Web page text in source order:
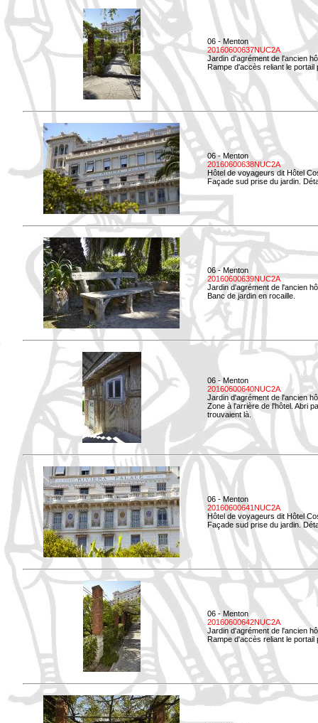
06 - Menton
20160600637NUC2A
Jardin d'agrément de l'ancien
Rampe d'accès reliant le portail
06 - Menton
20160600638NUC2A
Hôtel de voyageurs dit Hôtel
Façade sud prise du jardin.
06 - Menton
20160600639NUC2A
Jardin d'agrément de l'ancien
Banc de jardin en rocaille.
06 - Menton
20160600640NUC2A
Jardin d'agrément de l'ancien
Zone à l'arrière de l'hôtel. Abri
trouvaient là.
06 - Menton
20160600641NUC2A
Hôtel de voyageurs dit Hôtel
Façade sud prise du jardin.
06 - Menton
20160600642NUC2A
Jardin d'agrément de l'ancien
Rampe d'accès reliant le portail